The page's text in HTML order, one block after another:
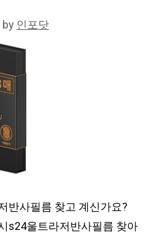
by인포닷
반사필름 찾고 계신가요?
s24울트라저반사필름 찾아